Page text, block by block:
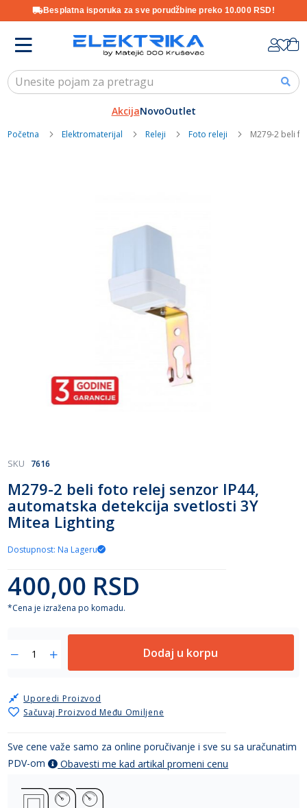
Besplatna isporuka za sve porudžbine preko 10.000 RSD!
Content
AkcijaNovoOutlet
Početna Elektromaterijal Releji Foto releji M279-2 beli
Skip
the
beginning
of
the
images
gallery
M279-2 beli foto relej senzor IP44,
automatska detekcija svetlosti 3Y
Mitea Lighting
SKU 7616
Dostupnost: Na Lageru
400,00 RSD
*Cena je izražena po komadu.
Dodaj u korpu
Sačuvaj Proizvod Među Omiljene
Uporedi Proizvod
Sve cene važe samo za online poručivanje i sve su sa uračunatim
PDV-om
Obavesti me kad artikal promeni cenu